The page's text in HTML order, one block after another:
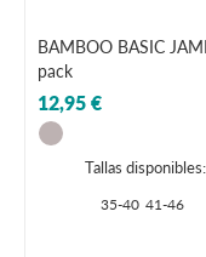
BAMBOO BASIC
pack
12,95 €
Tallas disponibles:
35-40 41-46